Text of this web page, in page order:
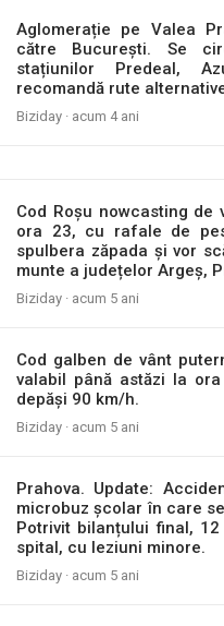
Aglomerație pe Valea
către București. Se
stațiunilor Predeal,
recomandă rute
Biziday · acum 4 ani
Cod Roșu nowcasting
ora 23, cu rafale de
spulbera zăpada și vor
munte a județelor Argeș,
Biziday · acum 5 ani
Cod galben de vânt
valabil până astăzi la
depăși 90 km/h.
Biziday · acum 5 ani
Prahova. Update:
microbuz școlar în care
Potrivit bilanțului final,
spital, cu leziuni minore.
Biziday · acum 5 ani